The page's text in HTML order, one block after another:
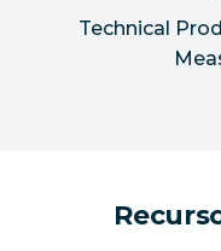
Technical